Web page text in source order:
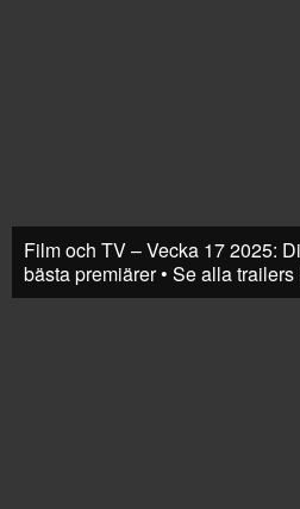
Film och TV – Vecka 17 2025:
bästa premiärer • Se alla trailers